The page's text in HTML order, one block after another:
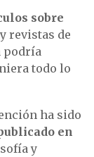
sobre
revistas de
podría
todo lo
ha sido
en
y